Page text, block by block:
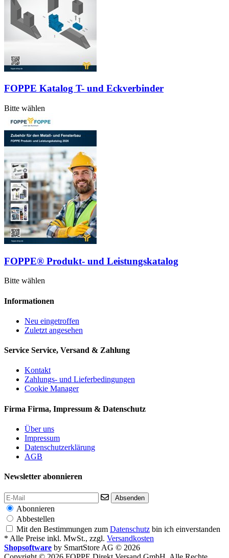
FOPPE Katalog T- und Eckverbinder
Bitte wählen
FOPPE® Produkt- und Leistungskatalog
Bitte wählen
Informationen
Neu eingetroffen
Zuletzt angesehen
Service Service, Versand & Zahlung
Kontakt
Zahlungs- und Lieferbedingungen
Cookie Manager
Firma Firma, Impressum & Datenschutz
Über uns
Impressum
Datenschutzerklärung
AGB
Newsletter abonnieren
Absenden
Abonnieren
Abbestellen
Mit den Bestimmungen zum Datenschutz bin ich einverstanden
* Alle Preise inkl. MwSt., zzgl. Versandkosten
Shopsoftware by SmartStore AG © 2026